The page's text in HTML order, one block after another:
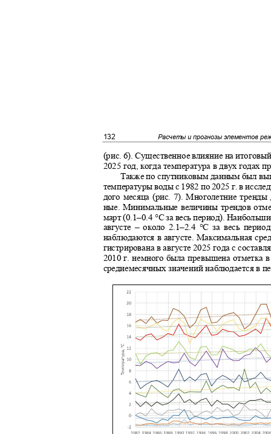
132 Расчеты и прогнозы элементов
(рис. 6). Существенное влияние на
2025 год, когда температура в двух годах
Также по спутниковым данным был
температуры воды с 1982 по 2025 г. в
дого месяца (рис. 7). Многолетние
ные. Минимальные величины трендов
март (0.1–0.4 °С за весь период).
августе – около 2.1–2.4 °С за весь
наблюдаются в августе. Максимальная
гистрирована в августе 2025 года с
2010 г. немного была превышена отметка
среднемесячных значений наблюдается в